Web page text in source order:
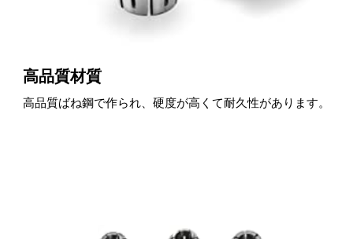
高品質材質
高品質ばね鋼で作られ、硬度が高くて耐久性があります。